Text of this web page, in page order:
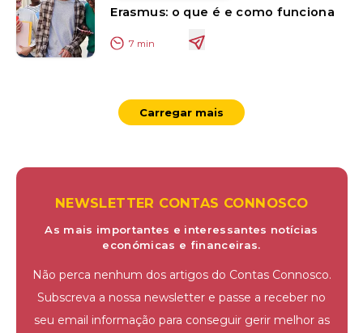
Erasmus: o que é e como funciona
7 min
Carregar mais
NEWSLETTER CONTAS CONNOSCO
As mais importantes e interessantes notícias
económicas e financeiras.
Não perca nenhum dos artigos do Contas Connosco.
Subscreva a nossa newsletter e passe a receber no
seu email informação para conseguir gerir melhor as